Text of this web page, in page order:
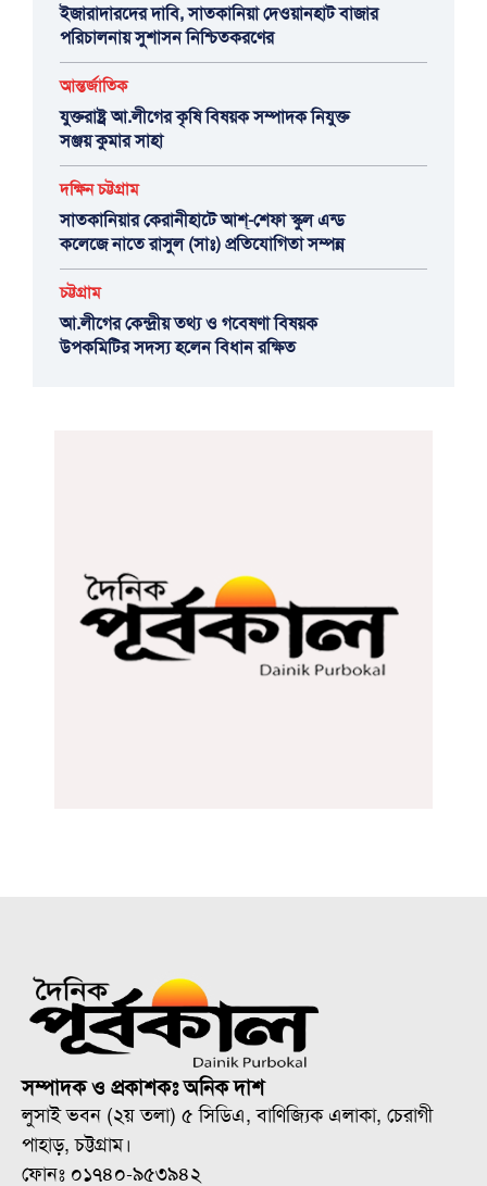
ইজারাদারদের দাবি, সাতকানিয়া দেওয়ানহাট বাজার
পরিচালনায় সুশাসন নিশ্চিতকরণের
আন্তর্জাতিক
যুক্তরাষ্ট্র আ.লীগের কৃষি বিষয়ক সম্পাদক নিযুক্ত
সঞ্জয় কুমার সাহা
দক্ষিন চট্টগ্রাম
সাতকানিয়ার কেরানীহাটে আশ্-শেফা স্কুল এন্ড
কলেজে নাতে রাসুল (সাঃ) প্রতিযোগিতা সম্পন্ন
চট্টগ্রাম
আ.লীগের কেন্দ্রীয় তথ্য ও গবেষণা বিষয়ক
উপকমিটির সদস্য হলেন বিধান রক্ষিত
সম্পাদক ও প্রকাশকঃ অনিক দাশ
লুসাই ভবন (২য় তলা) ৫ সিডিএ, বাণিজ্যিক এলাকা, চেরাগী
পাহাড়, চট্টগ্রাম।
ফোনঃ ০১৭৪০-৯৫৩৯৪২